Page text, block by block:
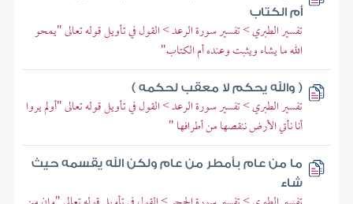
أم الكتاب
تفسير الطبري > تفسير سورة الرعد > القول في تأويل قوله تعالى "يمحو
الله ما يشاء ويثبت وعنده أم الكتاب"
( والله يحكم لا معقب لحكمه )
تفسير الطبري > تفسير سورة الرعد > القول في تأويل قوله تعالى "أولم يروا
أنا نأتي الأرض ننقصها من أطرافها "
ما من عام بأمطر من عام ولكن الله يقسمه حيث
شاء